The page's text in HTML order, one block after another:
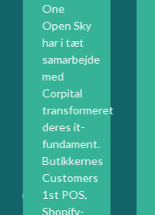
One
Open Sky
har i tæt
samarbejde
med
Corpital
transformeret
deres it-
fundament.
Butikkernes
Customers
1st POS,
Shopify-